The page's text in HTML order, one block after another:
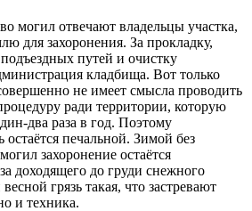
могил отвечают владельцы участка,
для захоронения. За прокладку,
путей и очистку
кладбища. Вот только
не имеет смысла проводить
ради территории, которую
два раза в год. Поэтому
остаётся печальной. Зимой без
захоронение остаётся
доходящего до груди снежного
грязь такая, что застревают
и техника.